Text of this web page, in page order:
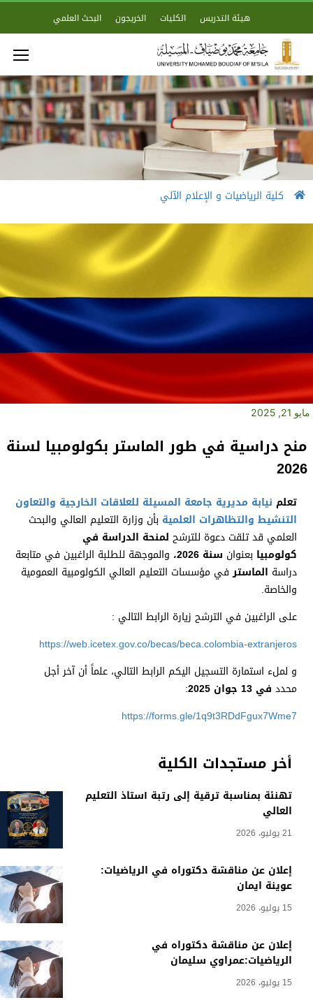
هيئة التدريس الكليات الخريجون البحث العلمي
كلية الرياضيات و الإعلام الآلي
أخر مستجدات الكلية
تهنئة بمناسبة ترقية إلى رتبة أستاذ التعليم
العالي
21 يوليو، 2026
إعلان عن مناقشة دكتوراه في الرياضيات:
عوينة ايمان
15 يوليو، 2026
إعلان عن مناقشة دكتوراه في
الرياضيات:عمراوي سليمان
15 يوليو، 2026
مايو 21, 2025
منح دراسية في طور الماستر بكولومبيا لسنة
2026
تعلم نيابة مديرية جامعة المسيلة للعلاقات الخارجية والتعاون
التنشيط والتظاهرات العلمية بأن وزارة التعليم العالي والبحث
العلمي قد تلقت دعوة للترشح لمنحة الدراسة في
كولومبيا بعنوان سنة 2026،
والموجهة للطلبة الراغبين في متابعة
دراسة الماسترفي مؤسسات التعليم العالي الكولومبية العمومية
والخاصة.
على الراغبين في الترشح زيارة الرابط التالي :
https://web.icetex.gov.co/becas/beca.colombia-extranjeros
و لملء استمارة التسجيل اليكم الرابط التالي، علماً أن آخر أجل
محدد في 13 جوان 2025
:
https://forms.gle/1q9t3RDdFgux7Wme7